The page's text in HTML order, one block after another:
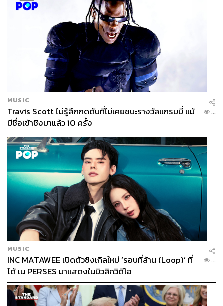
The Art Walk
เมื่อความประณีตแบบญี่ปุ่นมาบรรจบกับจริตความงามแบบ
ไทย งานศิลป์ชุดนี้จึงไม่ใช่แค่สวย แต่เล่าเรื่องได้ลึกถึงราก
วัฒนธรรม ทั้งในรูปของเซรามิก ประติมากรรม และงาน
หัตถศิลป์ร่วมสมัย นิทรรศการนี้จึงจะพาเราก้าวข้าม
พรมแดนของศิลปะ ผ่านสายตาและฝีมือของ โทโมโกะ คอน
โนะ ศิลปินชาวญี่ปุ่นชื่อดัง ร่วมด้วย 8 ศิลปินชั้นนำของไทย
กับผลงานกว่า 70 ชิ้น
MUSIC
Travis Scott ไม่รู้สึกกดดันที่ไม่เคยชนะรางวัลแกรมมี่ แม้
มีชื่อเข้าชิงมาแล้ว 10 ครั้ง
...
MUSIC
INC MATAWEE เปิดตัวซิงเกิลใหม่ ‘รอบที่ล้าน (Loop)’ ที่
ได้ เน PERSES มาแสดงในมิวสิกวิดีโอ
...